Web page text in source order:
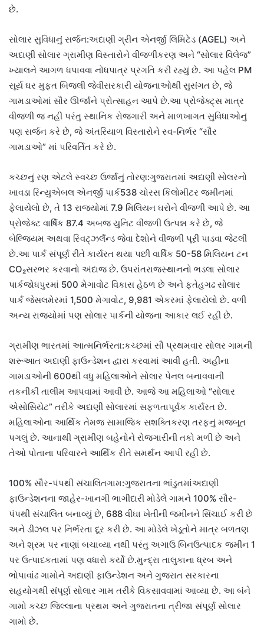
છે.
સોલાર સુવિધાનું સર્જન:અદાણી ગ્રીન એનર્જી લિમિટેડ (AGEL) અને
અદાણી સોલાર ગ્રામીણ વિસ્તારોને વીજળીકરણ અને “સોલાર વિલેજ”
ખ્યાલને આગળ ધપાવવા નોંધપાત્ર પ્રગતિ કરી રહ્યું છે. આ પહેલ PM
સૂર્ય ઘર મુફ્ત બિજલી જેવીસરકારી યોજનાઓથી સુસંગત છે, જે
ગામડાઓમાં સૌર ઊર્જાને પ્રોત્સાહન આપે છે.આ પ્રોજેક્ટ્સ માત્ર
વીજળી જ નહીં પરંતુ સ્થાનિક રોજગારી અને માળખાગત સુવિધાઓનું
પણ સર્જન કરે છે, જે અંતરિયાળ વિસ્તારોને સ્વ-નિર્ભર “સૌર
ગામડાઓ” માં પરિવર્તિત કરે છે.
કચ્છનું રણ એટલે સ્વચ્છ ઉર્જાનું તોરણ:ગુજરાતમાં અદાણી સોલરનો
ખાવડા રિન્યુએબલ એનર્જી પાર્ક538 ચોરસ કિલોમીટર જમીનમાં
ફેલાયેલો છે, તે 13 રાજ્યોમાં 7.9 મિલિયન ઘરોને વીજળી આપે છે. આ
પ્રોજેક્ટ વાર્ષિક 87.4 અબજ યુનિટ વીજળી ઉત્પન્ન કરે છે, જે
બેલ્જિયમ અથવા સ્વિટ્ઝર્લૅન્ડ જેવા દેશોને વીજળી પૂરી પાડવા જેટલી
છે.આ પાર્ક સંપૂર્ણ રીતે કાર્યરત થયા પછી વાર્ષિક 50-58 મિલિયન ટન
CO₂સરભર કરવાનો અંદાજ છે. ઉપરાંતરાજસ્થાનનો ભડલા સોલાર
પાર્કજોધપુરમાં 500 મેગાવોટ વિકાસ હેઠળ છે અને ફતેહગઢ સોલાર
પાર્ક જેસલમેરમાં 1,500 મેગાવોટ, 9,981 એકરમાં ફેલાયેલો છે. વળી
અન્ય રાજ્યોમાં પણ સોલાર પાર્કની યોજના આકાર લઈ રહી છે.
ગ્રામીણ ભારતમાં આત્મનિર્ભરતા:કચ્છમાં સૌ પ્રથમવાર સોલર ગામની
શરૂઆત અદાણી ફાઉન્ડેશન દ્વારા કરવામાં આવી હતી. અહીંના
ગામડાઓની 600થી વધુ મહિલાઓને સોલાર પેનલ બનાવવાની
તકનીકી તાલીમ આપવામાં આવી છે. આજે આ મહિલાઓ “સોલાર
એસોસિયેટ” તરીકે અદાણી સોલારમાં સફળતાપૂર્વક કાર્યરત છે.
મહિલાઓના આર્થિક તેમજ સામાજિક સશક્તિકરણ તરફનું મજબૂત
પગલું છે. આનાથી ગ્રામીણ બહેનોને રોજગારીની તકો મળી છે અને
તેઓ પોતાના પરિવારને આર્થિક રીતે સમર્થન આપી રહી છે.
100% સૌર-પંપથી સંચાલિતગામ:ગુજરાતના ભાંડુતમાંઅદાણી
ફાઉન્ડેશનના જાહેર-ખાનગી ભાગીદારી મોડેલે ગામને 100% સૌર-
પંપથી સંચાલિત બનાવ્યું છે, 688 વીઘા ખેતીની જમીનને સિંચાઈ કરી છે
અને ડીઝલ પર નિર્ભરતા દૂર કરી છે. આ મોડેલે ખેડૂતોને માત્ર બળતણ
અને શ્રમ પર નાણાં બચાવ્યા નથી પરંતુ અગાઉ બિનઉત્પાદક જમીન 1
પર ઉત્પાદકતામાં પણ વધારો કર્યો છે.મુન્દ્રા તાલુકાના ધ્રબ અને
ભોપાવાંઢ ગામોને અદાણી ફાઉન્ડેશન અને ગુજરાત સરકારના
સહયોગથી સંપૂર્ણ સોલાર ગામ તરીકે વિકસાવવામાં આવ્યા છે. આ બંને
ગામો કચ્છ જિલ્લાના પ્રથમ અને ગુજરાતના ત્રીજા સંપૂર્ણ સોલાર
ગામો છે.